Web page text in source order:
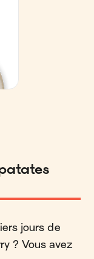
jours de
? Vous avez